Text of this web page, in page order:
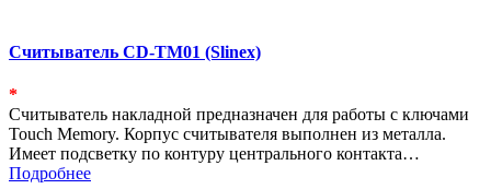
Считыватель CD-TM01 (Slinex)
*
Cчитыватель накладной предназначен для работы с ключами
Touch Memory. Корпус считывателя выполнен из металла.
Имеет подсветку по контуру центрального контакта…
Подробнее